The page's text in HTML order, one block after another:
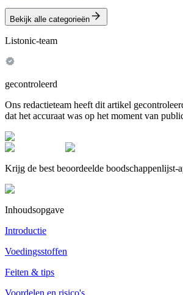
Bekijk alle categorieën
Listonic-team
gecontroleerd
Ons redactieteam heeft dit artikel
dat het accuraat was op het moment van
Krijg de best beoordeelde boodschappenlijst-
Inhoudsopgave
Introductie
Voedingsstoffen
Feiten & tips
Voordelen en risico's